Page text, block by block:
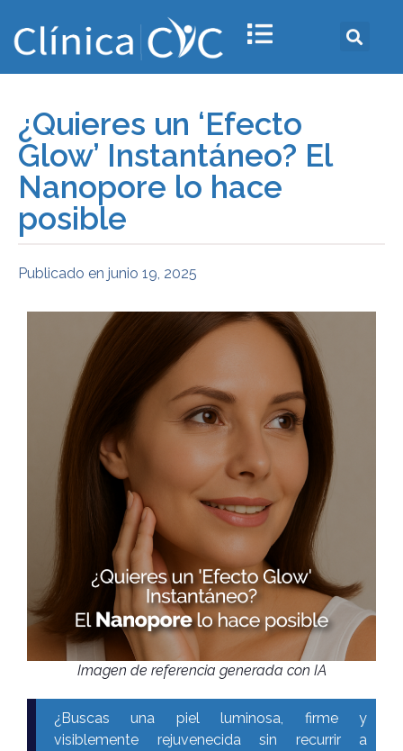
¿Quieres un ‘Efecto
Glow’ Instantáneo? El
Nanopore lo hace
posible
Publicado en junio 19, 2025
Imagen de referencia generada con IA
¿Buscas una piel luminosa, firme y
visiblemente rejuvenecida sin recurrir a